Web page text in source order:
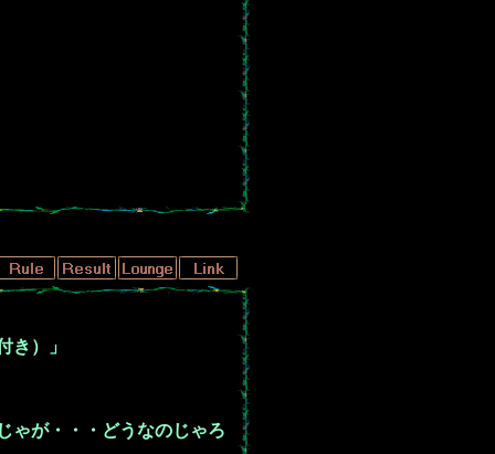
き）」
ゃが・・・どうなのじゃろ